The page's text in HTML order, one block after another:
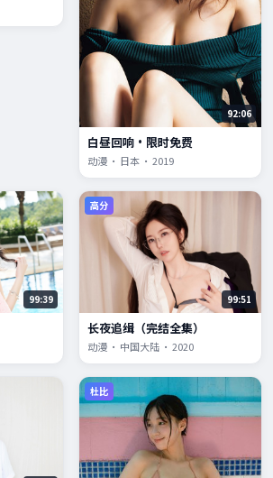
92:06
白昼回响·限时免费
动漫 · 日本 · 2019
99:39
高分
99:51
长夜追缉（完结全集）
动漫 · 中国大陆 · 2020
杜比